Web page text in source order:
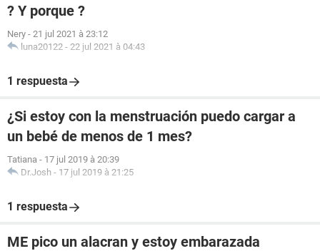
? Y porque ?
Nery - 21 jul 2021 à 23:12
luna20122 - 22 jul 2021 à 04:43
1 respuesta
¿Si estoy con la menstruación puedo cargar a
un bebé de menos de 1 mes?
Tatiana - 17 jul 2019 à 20:39
Dr.Josh - 17 jul 2019 à 21:25
1 respuesta
ME pico un alacran y estoy embarazada